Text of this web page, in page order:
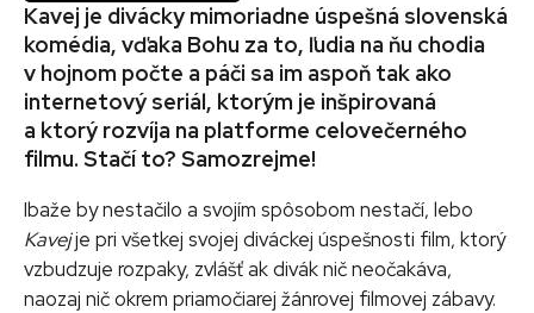
Kavej je divácky mimoriadne úspešná slovenská
komédia, vďaka Bohu za to, ľudia na ňu chodia
v hojnom počte a páči sa im aspoň tak ako
internetový seriál, ktorým je inšpirovaná
a ktorý rozvíja na platforme celovečerného
filmu. Stačí to? Samozrejme!
Ibaže by nestačilo a svojím spôsobom nestačí, lebo
Kavejje pri všetkej svojej diváckej úspešnosti film, ktorý
vzbudzuje rozpaky, zvlášť ak divák nič neočakáva,
naozaj nič okrem priamočiarej žánrovej filmovej zábavy.